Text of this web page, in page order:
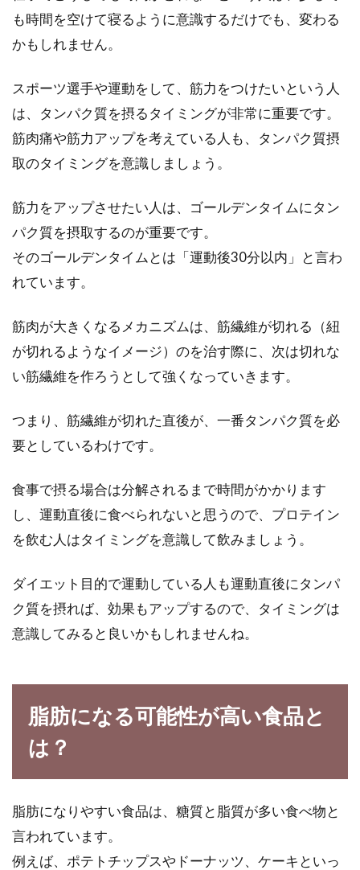
も時間を空けて寝るように意識するだけでも、変わる
かもしれません。
スポーツ選手や運動をして、筋力をつけたいという人
は、タンパク質を摂るタイミングが非常に重要です。
筋肉痛や筋力アップを考えている人も、タンパク質摂
取のタイミングを意識しましょう。
筋力をアップさせたい人は、ゴールデンタイムにタン
パク質を摂取するのが重要です。
そのゴールデンタイムとは「運動後30分以内」と言わ
れています。
筋肉が大きくなるメカニズムは、筋繊維が切れる（紐
が切れるようなイメージ）のを治す際に、次は切れな
い筋繊維を作ろうとして強くなっていきます。
つまり、筋繊維が切れた直後が、一番タンパク質を必
要としているわけです。
食事で摂る場合は分解されるまで時間がかかります
し、運動直後に食べられないと思うので、プロテイン
を飲む人はタイミングを意識して飲みましょう。
ダイエット目的で運動している人も運動直後にタンパ
ク質を摂れば、効果もアップするので、タイミングは
意識してみると良いかもしれませんね。
脂肪になる可能性が高い食品と
は？
脂肪になりやすい食品は、糖質と脂質が多い食べ物と
言われています。
例えば、ポテトチップスやドーナッツ、ケーキといっ